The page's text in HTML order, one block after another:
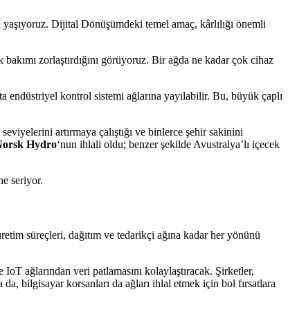
Dijital Dönüşümdeki temel amaç, kârlılığı önemli
zorlaştırdığını görüyoruz. Bir ağda ne kadar çok cihaz
endüstriyel kontrol sistemi ağlarına yayılabilir. Bu, büyük çaplı
artırmaya çalıştığı ve binlerce şehir sakinini
Hydro‘nun ihlali oldu; benzer şekilde Avustralya’lı içecek
seriyor.
süreçleri, dağıtım ve tedarikçi ağına kadar her yönünü
ağlarından veri patlamasını kolaylaştıracak. Şirketler,
bilgisayar korsanları da ağları ihlal etmek için bol fırsatlara